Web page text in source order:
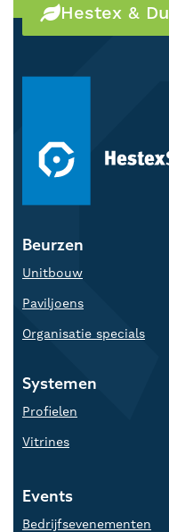
Hestex &
Beurzen
Unitbouw
Paviljoens
Organisatie specials
Systemen
Profielen
Vitrines
Events
Bedrijfsevenementen